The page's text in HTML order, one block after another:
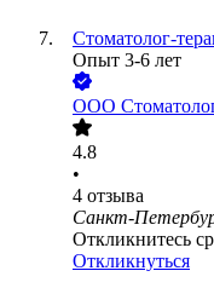
Стоматолог-
Опыт 3-6 лет
ООО
4.8
•
4 отзыва
Санкт-
Откликнитесь
Откликнуться